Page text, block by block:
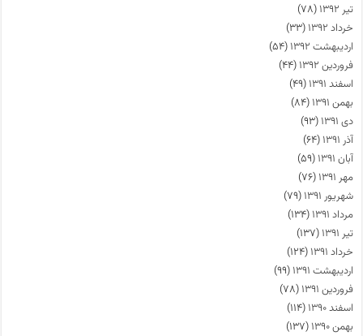
تیر ۱۳۹۲
(۷۸)
خرداد ۱۳۹۲
(۳۳)
اردیبهشت ۱۳۹۲
(۵۴)
فروردین ۱۳۹۲
(۴۴)
اسفند ۱۳۹۱
(۴۹)
بهمن ۱۳۹۱
(۸۴)
دی ۱۳۹۱
(۹۳)
آذر ۱۳۹۱
(۶۴)
آبان ۱۳۹۱
(۵۹)
مهر ۱۳۹۱
(۷۶)
شهریور ۱۳۹۱
(۷۹)
مرداد ۱۳۹۱
(۱۳۴)
تیر ۱۳۹۱
(۱۳۷)
خرداد ۱۳۹۱
(۱۲۴)
اردیبهشت ۱۳۹۱
(۹۹)
فروردین ۱۳۹۱
(۷۸)
اسفند ۱۳۹۰
(۱۱۴)
بهمن ۱۳۹۰
(۱۳۷)